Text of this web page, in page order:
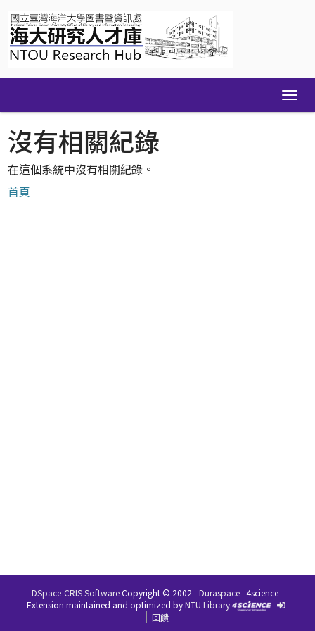
navigation
沒有相關紀錄
在這個系統中沒有相關紀錄。
首頁
DSpace-CRIS SoftwareCopyright © 2002- Duraspace 4science -
Extension maintained and optimized byNTU Library
回饋